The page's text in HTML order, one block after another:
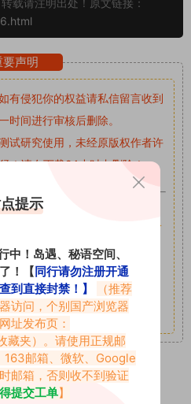
载请注明出处！原文链接：
要声明
有侵犯你的权益请私信留言收到
时间进行审核后删除。
试研究使用，未经原版权作者许
！请在下载24小时内删除！
素材，建议升级
素材以主流网盘分
享。
应下载对应的软件操作，
；苹果：解压专家
查看站内帮助中心！
0
提示
！岛遇、秘语空间、
！【同行请勿注册开通
到直接封禁！】
（推荐
访问，个别国产浏览器
址发布页：
藏夹）。请使用正规邮
163邮箱、微软、Google
邮箱，否则收不到验证
提交工单】